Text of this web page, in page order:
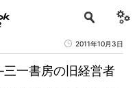
2011年10月3日
一書房の旧経営者